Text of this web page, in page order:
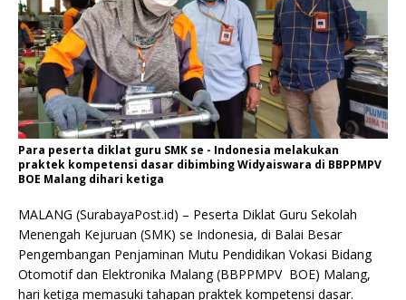
Para peserta diklat guru SMK se - Indonesia melakukan
praktek kompetensi dasar dibimbing Widyaiswara di BBPPMPV
BOE Malang dihari ketiga
MALANG (SurabayaPost.id) – Peserta Diklat Guru Sekolah
Menengah Kejuruan (SMK) se Indonesia, di Balai Besar
Pengembangan Penjaminan Mutu Pendidikan Vokasi Bidang
Otomotif dan Elektronika Malang (BBPPMPV BOE) Malang,
hari ketiga memasuki tahapan praktek kompetensi dasar.